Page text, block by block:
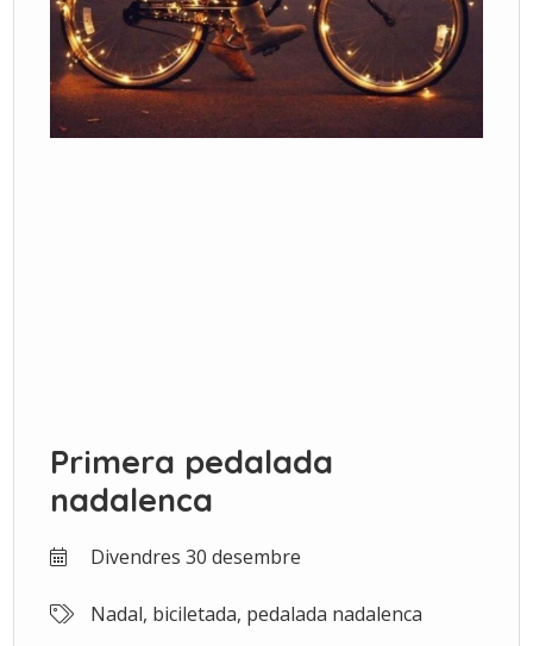
Primera pedalada
nadalenca
Divendres 30 desembre
Nadal, biciletada, pedalada nadalenca